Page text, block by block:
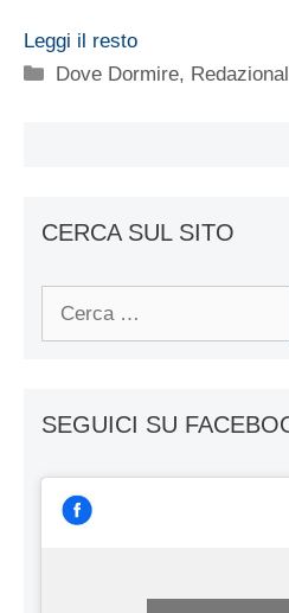
Leggi il resto
Categorie
Dove Dormire,
CERCA SUL SITO
SEGUICI SU